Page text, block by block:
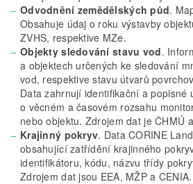
Odvodnění zemědělských půd.
Obsahuje údaj o roku výstavby
ZVHS, respektive MZe.
Objekty sledování stavu vod.
a objektech určených ke sledování
vod, respektive stavu útvarů
Data zahrnují identifikační a popisné
o věcném a časovém rozsahu
nebo objektu. Zdrojem dat je ČHMÚ
Krajinný pokryv. Data CORINE
obsahující zatřídění krajinného
identifikátoru, kódu, názvu třídy
Zdrojem dat jsou EEA, MŽP a CENIA.